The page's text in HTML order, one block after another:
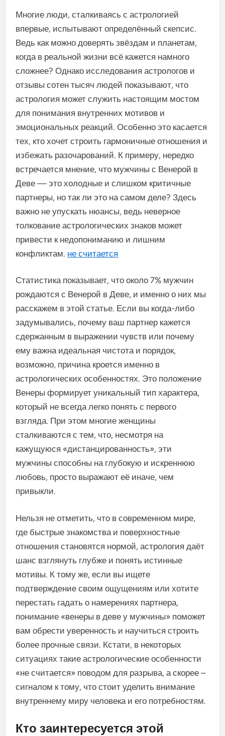
Многие люди, сталкиваясь с астрологией
впервые, испытывают определённый скепсис.
Ведь как можно доверять звёздам и планетам,
когда в реальной жизни всё кажется намного
сложнее? Однако исследования астрологов и
отзывы сотен тысяч людей показывают, что
астрология может служить настоящим мостом
для понимания внутренних мотивов и
эмоциональных реакций. Особенно это касается
тех, кто хочет строить гармоничные отношения и
избежать разочарований. К примеру, нередко
встречается мнение, что мужчины с Венерой в
Деве — это холодные и слишком критичные
партнеры, но так ли это на самом деле? Здесь
важно не упускать нюансы, ведь неверное
толкование астрологических знаков может
привести к недопониманию и лишним
конфликтам. не считается
Статистика показывает, что около 7% мужчин
рождаются с Венерой в Деве, и именно о них мы
расскажем в этой статье. Если вы когда-либо
задумывались, почему ваш партнер кажется
сдержанным в выражении чувств или почему
ему важна идеальная чистота и порядок,
возможно, причина кроется именно в
астрологических особенностях. Это положение
Венеры формирует уникальный тип характера,
который не всегда легко понять с первого
взгляда. При этом многие женщины
сталкиваются с тем, что, несмотря на
кажущуюся «дистанцированность», эти
мужчины способны на глубокую и искреннюю
любовь, просто выражают её иначе, чем
привыкли.
Нельзя не отметить, что в современном мире,
где быстрые знакомства и поверхностные
отношения становятся нормой, астрология даёт
шанс взглянуть глубже и понять истинные
мотивы. К тому же, если вы ищете
подтверждение своим ощущениям или хотите
перестать гадать о намерениях партнера,
понимание «венеры в деве у мужчины» поможет
вам обрести уверенность и научиться строить
более прочные связи. Кстати, в некоторых
ситуациях такие астрологические особенности
«не считается» поводом для разрыва, а скорее –
сигналом к тому, что стоит уделить внимание
внутреннему миру человека и его потребностям.
Кто заинтересуется этой